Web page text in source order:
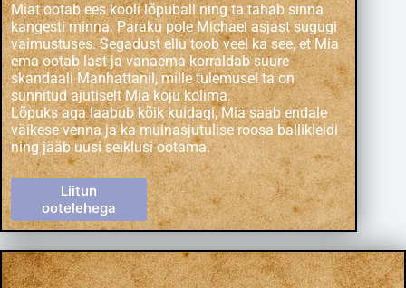
Miat ootab ees kooli lõpuball ning ta tahab sinna
kangesti minna. Paraku pole Michael asjast sugugi
vaimustuses. Segadust ellu toob veel ka see, et Mia
ema ootab last ja vanaema korraldab suure
skandaali Manhattanil, mille tulemusel ta on
sunnitud ajutiselt Mia koju kolima.
Lõpuks aga laabub kõik kuidagi, Mia saab endale
väikese venna ja ka muinasjutulise roosa ballikleidi
ning jääb uusi seiklusi ootama.
Liitun
ootelehega